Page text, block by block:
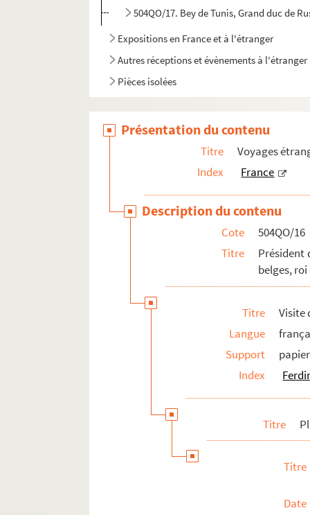
504QO/17. Bey de Tunis, Grand duc de
Expositions en France et à l'étranger
Autres réceptions et évènements à l'étranger
Pièces isolées
Présentation du contenu
Titre
Voyages
Index
France
Description du contenu
Cote
504QO/16
Titre
Président
belges, roi
Titre
Visite
Langue
Support
papier
Index
Titre
Titre
Date